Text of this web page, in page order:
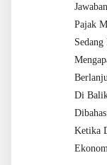
Jawaban
Pajak
Di
Dibahas
Ketika